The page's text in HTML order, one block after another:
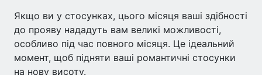
Якщо ви у стосунках, цього місяця ваші здібності
до прояву нададуть вам великі можливості,
особливо під час повного місяця. Це ідеальний
момент, щоб підняти ваші романтичні стосунки
на нову висоту.